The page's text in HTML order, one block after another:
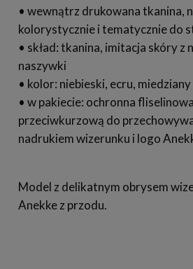
• wewnątrz drukowana tkanina,
kolorystycznie i tematycznie do
• skład: tkanina, imitacja skóry z
naszywki
• kolor: niebieski, ecru, miedziany
• w pakiecie: ochronna
przeciwkurzową do
nadrukiem wizerunku i logo
Model z delikatnym obrysem
Anekke z przodu.